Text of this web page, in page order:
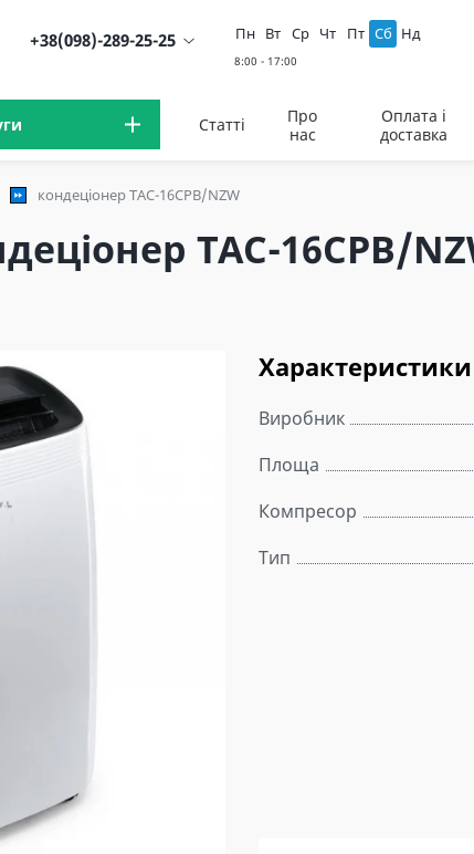
+38(098)-289-25-25 Пн Вт Ср Чт Пт Сб Нд
Статті
Про
нас
Оплата і
доставка
кондеціонер TAC-16CPB/NZW
TAC-16CPB/
Характеристики
Виробник
Площа
Компресор
Тип